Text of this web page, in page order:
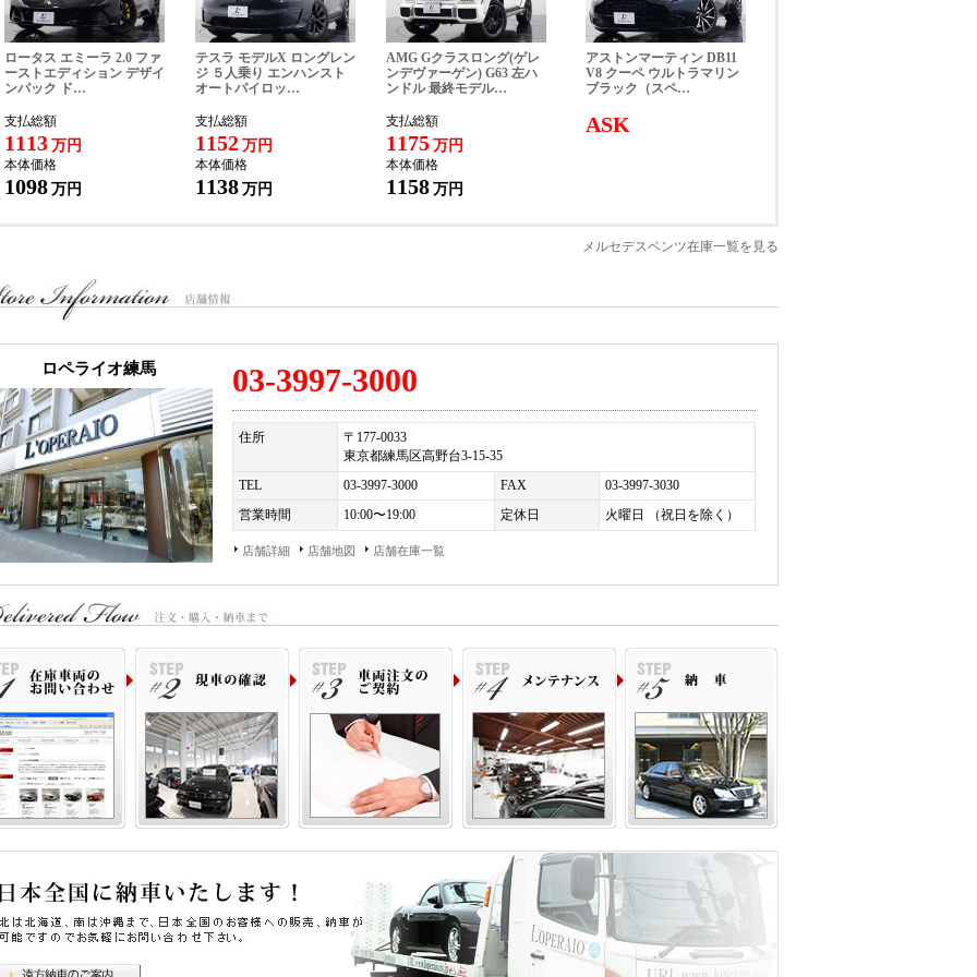
Ｌ：０３（３９９７）３０００
ロータス エミーラ 2.0 ファ
ーストエディション デザイ
ンパック ド…
支払総額
1113 万円
本体価格
1098 万円
テスラ モデルX ロングレン
ジ ５人乗り エンハンスト
オートパイロッ…
支払総額
1152 万円
本体価格
1138 万円
AMG Gクラスロング(ゲレ
ンデヴァーゲン) G63 左ハ
ンドル 最終モデル…
支払総額
1175 万円
本体価格
1158 万円
アストンマーティン DB11
V8 クーペ ウルトラマリン
ブラック（スペ…
ASK
メルセデスベンツ在庫一覧を見る
ロペライオ練馬 03-3997-3000
住所
〒177-0033
東京都練馬区高野台3-15-35
TEL
03-3997-3000 FAX
03-3997-3030
営業時間
10:00〜19:00 定休日 火曜日 （祝日を除く）
店舗詳細 店舗地図 店舗在庫一覧